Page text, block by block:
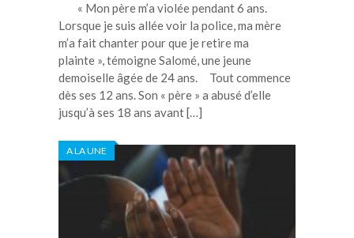
« Mon père m’a violée pendant 6 ans.
Lorsque je suis allée voir la police, ma mère
m’a fait chanter pour que je retire ma
plainte », témoigne Salomé, une jeune
demoiselle âgée de 24 ans. Tout commence
dès ses 12 ans. Son « père » a abusé d’elle
jusqu’à ses 18 ans avant […]
A LA UNE